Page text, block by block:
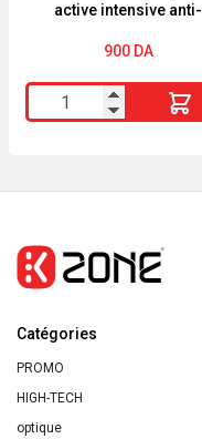
active intensive anti-
900 DA
quantité
de
active
intensive
blackhead
Catégories
PROMO
HIGH-TECH
optique